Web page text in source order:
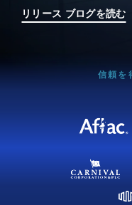
リリース ブログを読む
信頼を